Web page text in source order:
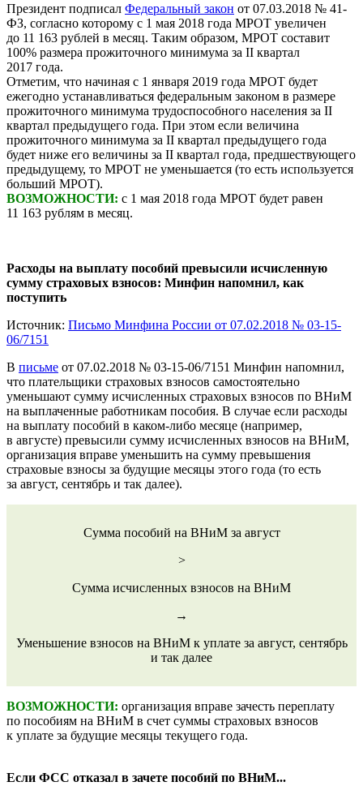
Президент подписал Федеральный закон от 07.03.2018 № 41-
ФЗ, согласно которому с 1 мая 2018 года МРОТ увеличен
до 11 163 рублей в месяц. Таким образом, МРОТ составит
100% размера прожиточного минимума за II квартал
2017 года.
Отметим, что начиная с 1 января 2019 года МРОТ будет
ежегодно устанавливаться федеральным законом в размере
прожиточного минимума трудоспособного населения за II
квартал предыдущего года. При этом если величина
прожиточного минимума за II квартал предыдущего года
будет ниже его величины за II квартал года, предшествующего
предыдущему, то МРОТ не уменьшается (то есть используется
больший МРОТ).
ВОЗМОЖНОСТИ: с 1 мая 2018 года МРОТ будет равен
11 163 рублям в месяц.
Расходы на выплату пособий превысили исчисленную
сумму страховых взносов: Минфин напомнил, как
поступить
Источник: Письмо Минфина России от 07.02.2018 № 03-15-
06/7151
В письме от 07.02.2018 № 03-15-06/7151 Минфин напомнил,
что плательщики страховых взносов самостоятельно
уменьшают сумму исчисленных страховых взносов по ВНиМ
на выплаченные работникам пособия. В случае если расходы
на выплату пособий в каком-либо месяце (например,
в августе) превысили сумму исчисленных взносов на ВНиМ,
организация вправе уменьшить на сумму превышения
страховые взносы за будущие месяцы этого года (то есть
за август, сентябрь и так далее).
Сумма пособий на ВНиМ за август
>
Сумма исчисленных взносов на ВНиМ
→
Уменьшение взносов на ВНиМ к уплате за август, сентябрь
и так далее
ВОЗМОЖНОСТИ: организация вправе зачесть переплату
по пособиям на ВНиМ в счет суммы страховых взносов
к уплате за будущие месяцы текущего года.
Если ФСС отказал в зачете пособий по ВНиМ...